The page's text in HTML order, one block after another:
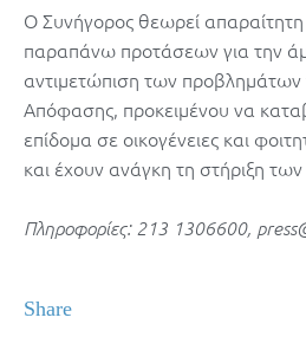
Ο Συνήγορος θεωρεί
παραπάνω προτάσεων για την
αντιμετώπιση των προβλημάτων
Απόφασης, προκειμένου να
επίδομα σε οικογένειες και
και έχουν ανάγκη τη στήριξη
Πληροφορίες: 213 1306600,
Share